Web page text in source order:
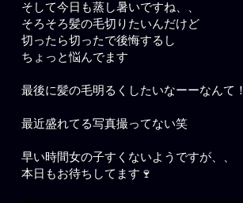
そして今日も蒸し暑いですね、、
そろそろ髪の毛切りたいんだけど
切ったら切ったで後悔するし
ちょっと悩んでます
最後に髪の毛明るくしたいなーーなんて！
最近盛れてる写真撮ってない笑
早い時間女の子すくないようですが、、
本日もお待ちしてます🍷